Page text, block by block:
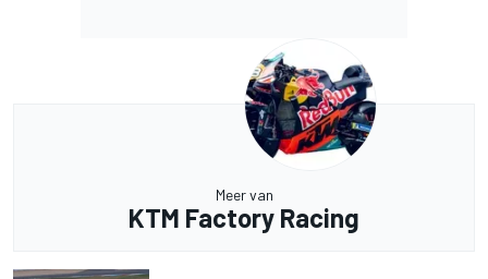
Meer van
KTM Factory Racing